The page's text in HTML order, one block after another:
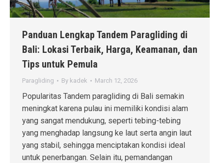
Panduan Lengkap Tandem Paragliding di
Bali: Lokasi Terbaik, Harga, Keamanan, dan
Tips untuk Pemula
Paragliding By kadek March 12, 2026
Popularitas Tandem paragliding di Bali semakin
meningkat karena pulau ini memiliki kondisi alam
yang sangat mendukung, seperti tebing-tebing
yang menghadap langsung ke laut serta angin laut
yang stabil, sehingga menciptakan kondisi ideal
untuk penerbangan. Selain itu, pemandangan